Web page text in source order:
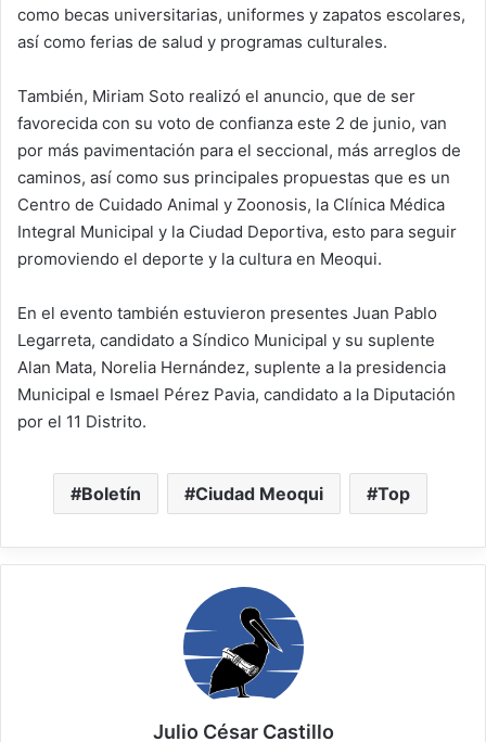
como becas universitarias, uniformes y zapatos escolares,
así como ferias de salud y programas culturales.
También, Miriam Soto realizó el anuncio, que de ser
favorecida con su voto de confianza este 2 de junio, van
por más pavimentación para el seccional, más arreglos de
caminos, así como sus principales propuestas que es un
Centro de Cuidado Animal y Zoonosis, la Clínica Médica
Integral Municipal y la Ciudad Deportiva, esto para seguir
promoviendo el deporte y la cultura en Meoqui.
En el evento también estuvieron presentes Juan Pablo
Legarreta, candidato a Síndico Municipal y su suplente
Alan Mata, Norelia Hernández, suplente a la presidencia
Municipal e Ismael Pérez Pavia, candidato a la Diputación
por el 11 Distrito.
Boletín Ciudad Meoqui Top
Julio César Castillo